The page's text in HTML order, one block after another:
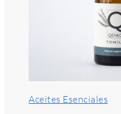
Aceites Esenciales